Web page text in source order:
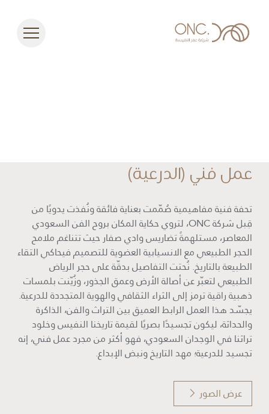
عمل فني (الدرعية)
تحفة فنية مفاهيمية صُمّمت بعناية فائقة ونُفذت يدويًا من
قِبل شركة ONC، لتروي حكاية المكان بروح الفن السعودي
المعاصر، مستلهمةً تضاريس وادي صفار حيث تتناغم ملامح
الحجر الطبيعي مع الانسيابية العضوية للتصميم فيحاكي التقاء
الطبيعة بالتاريخ. نُحتت التفاصيل بدقّة على حجر الرياض
الطبيعي لتعبّر عن أصالة الأرض وعمق الجذور، وزُيّنت بلمسات
ذهبية راقية ترمز إلى الثراء الثقافي والهوية المتجددة للدرعية.
يجسّد هذا العمل الرابط العميق بين التراث والفن، الذاكرة
والحداثة، ليكون تجسيدًا بصريًا لقيمة تاريخنا النفيس وخلود
تراثنا في الوجدان السعودي، فهو أكثر من مجرد عمل فني، إنه
تجسيد للدرعية؛ مهد التاريخ ونبض الإبداع.
عرض الصور